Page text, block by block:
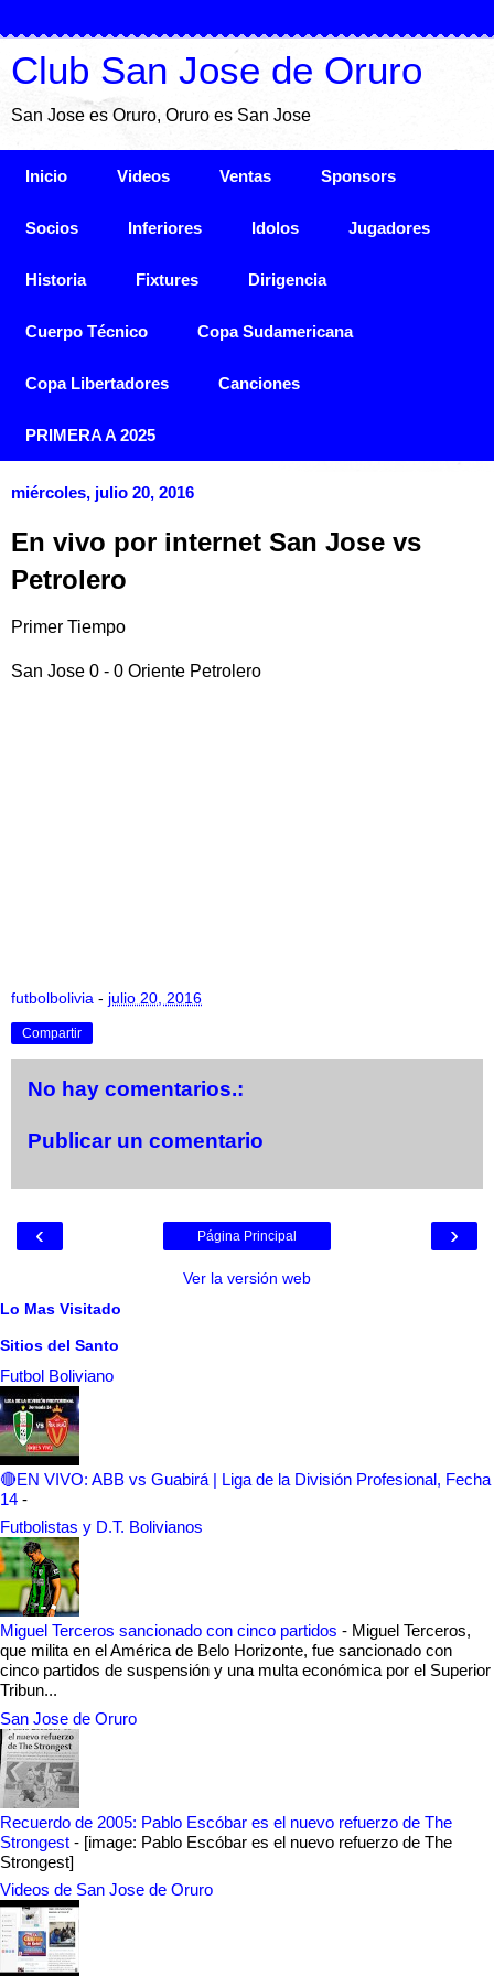
Club San Jose de Oruro
San Jose es Oruro, Oruro es San Jose
Inicio Videos Ventas Sponsors
Socios Inferiores Idolos Jugadores
Historia Fixtures Dirigencia
Cuerpo Técnico Copa Sudamericana
Copa Libertadores Canciones
PRIMERA A 2025
miércoles, julio 20, 2016
En vivo por internet San Jose vs
Petrolero
Primer Tiempo
San Jose 0 - 0 Oriente Petrolero
futbolbolivia - julio 20, 2016
Compartir
No hay comentarios.:
Publicar un comentario
‹ ›
Página Principal
Ver la versión web
Lo Mas Visitado
Sitios del Santo
Futbol Boliviano
🔴EN VIVO: ABB vs Guabirá | Liga de la División Profesional, Fecha
14 -
Futbolistas y D.T. Bolivianos
Miguel Terceros sancionado con cinco partidos - Miguel Terceros,
que milita en el América de Belo Horizonte, fue sancionado con
cinco partidos de suspensión y una multa económica por el Superior
Tribun...
San Jose de Oruro
Recuerdo de 2005: Pablo Escóbar es el nuevo refuerzo de The
Strongest - [image: Pablo Escóbar es el nuevo refuerzo de The
Strongest]
Videos de San Jose de Oruro